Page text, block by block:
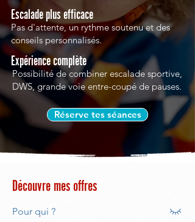
Escalade plus efficace
Pas d'attente, un rythme soutenu et des
conseils personnalisés.
Expérience complète
Possibilité de combiner escalade sportive,
DWS, grande voie entre-coupé de pauses.
Réserve tes séances
Découvre mes offres
Pour qui ?